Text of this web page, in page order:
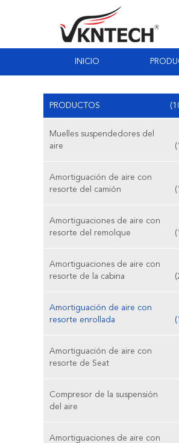
INICIO
PRODUCTOS
Muelles suspendedores del
aire
Amortiguación de aire con
resorte del camión
Amortiguaciones de aire con
resorte del remolque
Amortiguaciones de aire con
resorte de la cabina
Amortiguación de aire con
resorte enrollada
Amortiguación de aire con
resorte de Seat
Compresor de la suspensión
del aire
Amortiguaciones de aire con